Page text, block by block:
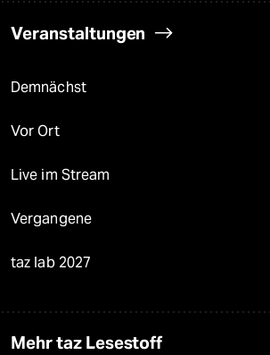
Veranstaltungen
Demnächst
Vor Ort
Live im Stream
Vergangene
taz lab 2027
Mehr taz Lesestoff